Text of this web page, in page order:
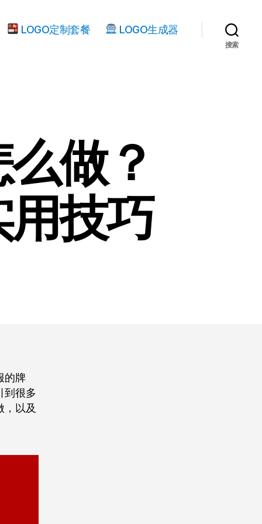
LOGO定制套餐 LOGO生成器
搜索
做？
技巧
的牌
到很多
，以及